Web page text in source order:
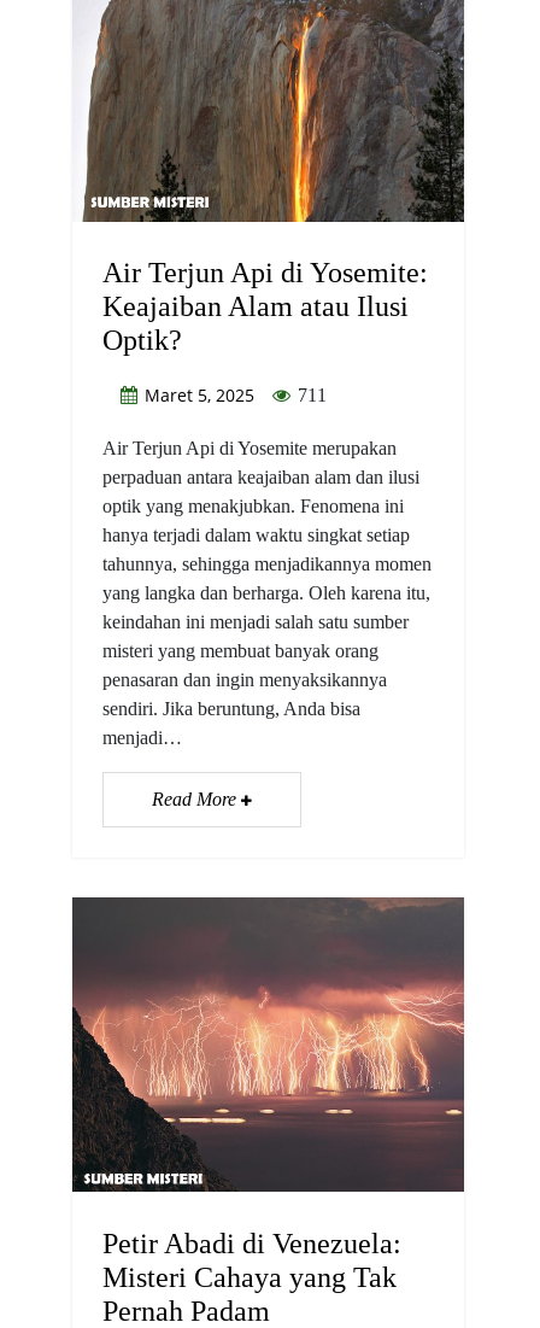
Air Terjun Api di Yosemite:
Keajaiban Alam atau Ilusi
Optik?
Maret 5, 2025 711
Air Terjun Api di Yosemite merupakan
perpaduan antara keajaiban alam dan ilusi
optik yang menakjubkan. Fenomena ini
hanya terjadi dalam waktu singkat setiap
tahunnya, sehingga menjadikannya momen
yang langka dan berharga. Oleh karena itu,
keindahan ini menjadi salah satu sumber
misteri yang membuat banyak orang
penasaran dan ingin menyaksikannya
sendiri. Jika beruntung, Anda bisa
menjadi…
Read More
Petir Abadi di Venezuela:
Misteri Cahaya yang Tak
Pernah Padam